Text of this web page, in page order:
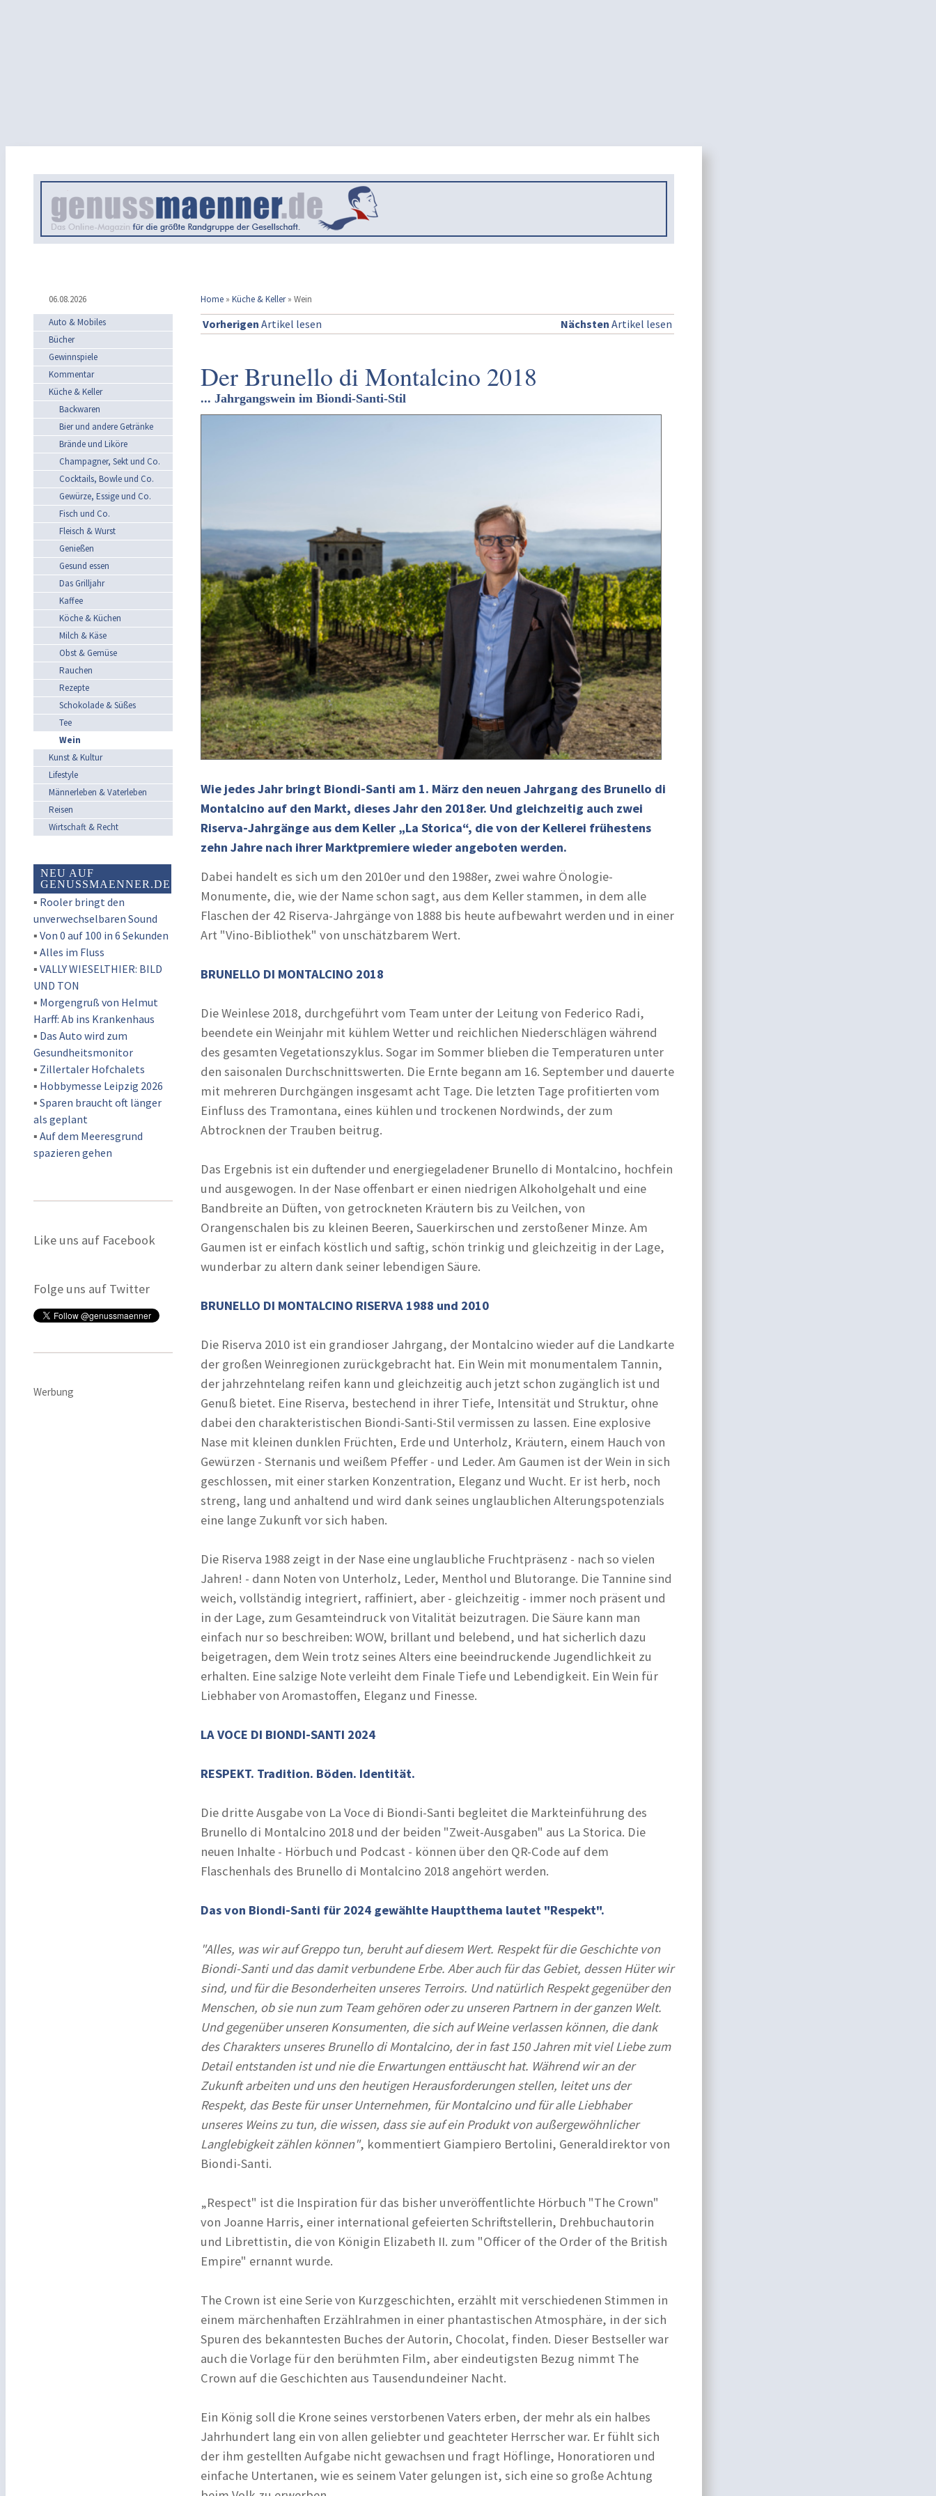
06.08.2026 Home » Küche & Keller » Wein
Auto & Mobiles
Bücher
Gewinnspiele
Kommentar
Küche & Keller
Backwaren
Bier und andere Getränke
Brände und Liköre
Champagner, Sekt und Co.
Cocktails, Bowle und Co.
Gewürze, Essige und Co.
Fisch und Co.
Fleisch & Wurst
Genießen
Gesund essen
Das Grilljahr
Kaffee
Köche & Küchen
Milch & Käse
Obst & Gemüse
Rauchen
Rezepte
Schokolade & Süßes
Tee
Wein
Kunst & Kultur
Lifestyle
Männerleben & Vaterleben
Reisen
Wirtschaft & Recht
NEU AUF
GENUSSMAENNER.DE
▪ Rooler bringt den
unverwechselbaren Sound
▪ Von 0 auf 100 in 6 Sekunden
▪ Alles im Fluss
▪ VALLY WIESELTHIER: BILD
UND TON
▪ Morgengruß von Helmut
Harff: Ab ins Krankenhaus
▪ Das Auto wird zum
Gesundheitsmonitor
▪ Zillertaler Hofchalets
▪ Hobbymesse Leipzig 2026
▪ Sparen braucht oft länger
als geplant
▪ Auf dem Meeresgrund
spazieren gehen
Like uns auf Facebook
Folge uns auf Twitter
Werbung
Vorherigen Artikel lesen Nächsten Artikel lesen
Der Brunello di Montalcino 2018
... Jahrgangswein im Biondi-Santi-Stil
Wie jedes Jahr bringt Biondi-Santi am 1. März den neuen Jahrgang des Brunello di
Montalcino auf den Markt, dieses Jahr den 2018er. Und gleichzeitig auch zwei
Riserva-Jahrgänge aus dem Keller „La Storica“, die von der Kellerei frühestens
zehn Jahre nach ihrer Marktpremiere wieder angeboten werden.
Dabei handelt es sich um den 2010er und den 1988er, zwei wahre Önologie-
Monumente, die, wie der Name schon sagt, aus dem Keller stammen, in dem alle
Flaschen der 42 Riserva-Jahrgänge von 1888 bis heute aufbewahrt werden und in einer
Art "Vino-Bibliothek" von unschätzbarem Wert.
BRUNELLO DI MONTALCINO 2018
Die Weinlese 2018, durchgeführt vom Team unter der Leitung von Federico Radi,
beendete ein Weinjahr mit kühlem Wetter und reichlichen Niederschlägen während
des gesamten Vegetationszyklus. Sogar im Sommer blieben die Temperaturen unter
den saisonalen Durchschnittswerten. Die Ernte begann am 16. September und dauerte
mit mehreren Durchgängen insgesamt acht Tage. Die letzten Tage profitierten vom
Einfluss des Tramontana, eines kühlen und trockenen Nordwinds, der zum
Abtrocknen der Trauben beitrug.
Das Ergebnis ist ein duftender und energiegeladener Brunello di Montalcino, hochfein
und ausgewogen. In der Nase offenbart er einen niedrigen Alkoholgehalt und eine
Bandbreite an Düften, von getrockneten Kräutern bis zu Veilchen, von
Orangenschalen bis zu kleinen Beeren, Sauerkirschen und zerstoßener Minze. Am
Gaumen ist er einfach köstlich und saftig, schön trinkig und gleichzeitig in der Lage,
wunderbar zu altern dank seiner lebendigen Säure.
BRUNELLO DI MONTALCINO RISERVA 1988 und 2010
Die Riserva 2010 ist ein grandioser Jahrgang, der Montalcino wieder auf die Landkarte
der großen Weinregionen zurückgebracht hat. Ein Wein mit monumentalem Tannin,
der jahrzehntelang reifen kann und gleichzeitig auch jetzt schon zugänglich ist und
Genuß bietet. Eine Riserva, bestechend in ihrer Tiefe, Intensität und Struktur, ohne
dabei den charakteristischen Biondi-Santi-Stil vermissen zu lassen. Eine explosive
Nase mit kleinen dunklen Früchten, Erde und Unterholz, Kräutern, einem Hauch von
Gewürzen - Sternanis und weißem Pfeffer - und Leder. Am Gaumen ist der Wein in sich
geschlossen, mit einer starken Konzentration, Eleganz und Wucht. Er ist herb, noch
streng, lang und anhaltend und wird dank seines unglaublichen Alterungspotenzials
eine lange Zukunft vor sich haben.
Die Riserva 1988 zeigt in der Nase eine unglaubliche Fruchtpräsenz - nach so vielen
Jahren! - dann Noten von Unterholz, Leder, Menthol und Blutorange. Die Tannine sind
weich, vollständig integriert, raffiniert, aber - gleichzeitig - immer noch präsent und
in der Lage, zum Gesamteindruck von Vitalität beizutragen. Die Säure kann man
einfach nur so beschreiben: WOW, brillant und belebend, und hat sicherlich dazu
beigetragen, dem Wein trotz seines Alters eine beeindruckende Jugendlichkeit zu
erhalten. Eine salzige Note verleiht dem Finale Tiefe und Lebendigkeit. Ein Wein für
Liebhaber von Aromastoffen, Eleganz und Finesse.
LA VOCE DI BIONDI-SANTI 2024
RESPEKT. Tradition. Böden. Identität.
Die dritte Ausgabe von La Voce di Biondi-Santi begleitet die Markteinführung des
Brunello di Montalcino 2018 und der beiden "Zweit-Ausgaben" aus La Storica. Die
neuen Inhalte - Hörbuch und Podcast - können über den QR-Code auf dem
Flaschenhals des Brunello di Montalcino 2018 angehört werden.
Das von Biondi-Santi für 2024 gewählte Hauptthema lautet "Respekt".
"Alles, was wir auf Greppo tun, beruht auf diesem Wert. Respekt für die Geschichte von
Biondi-Santi und das damit verbundene Erbe. Aber auch für das Gebiet, dessen Hüter wir
sind, und für die Besonderheiten unseres Terroirs. Und natürlich Respekt gegenüber den
Menschen, ob sie nun zum Team gehören oder zu unseren Partnern in der ganzen Welt.
Und gegenüber unseren Konsumenten, die sich auf Weine verlassen können, die dank
des Charakters unseres Brunello di Montalcino, der in fast 150 Jahren mit viel Liebe zum
Detail entstanden ist und nie die Erwartungen enttäuscht hat. Während wir an der
Zukunft arbeiten und uns den heutigen Herausforderungen stellen, leitet uns der
Respekt, das Beste für unser Unternehmen, für Montalcino und für alle Liebhaber
unseres Weins zu tun, die wissen, dass sie auf ein Produkt von außergewöhnlicher
Langlebigkeit zählen können", kommentiert Giampiero Bertolini, Generaldirektor von
Biondi-Santi.
„Respect" ist die Inspiration für das bisher unveröffentlichte Hörbuch "The Crown"
von Joanne Harris, einer international gefeierten Schriftstellerin, Drehbuchautorin
und Librettistin, die von Königin Elizabeth II. zum "Officer of the Order of the British
Empire" ernannt wurde.
The Crown ist eine Serie von Kurzgeschichten, erzählt mit verschiedenen Stimmen in
einem märchenhaften Erzählrahmen in einer phantastischen Atmosphäre, in der sich
Spuren des bekanntesten Buches der Autorin, Chocolat, finden. Dieser Bestseller war
auch die Vorlage für den berühmten Film, aber eindeutigsten Bezug nimmt The
Crown auf die Geschichten aus Tausendundeiner Nacht.
Ein König soll die Krone seines verstorbenen Vaters erben, der mehr als ein halbes
Jahrhundert lang ein von allen geliebter und geachteter Herrscher war. Er fühlt sich
der ihm gestellten Aufgabe nicht gewachsen und fragt Höflinge, Honoratioren und
einfache Untertanen, wie es seinem Vater gelungen ist, sich eine so große Achtung